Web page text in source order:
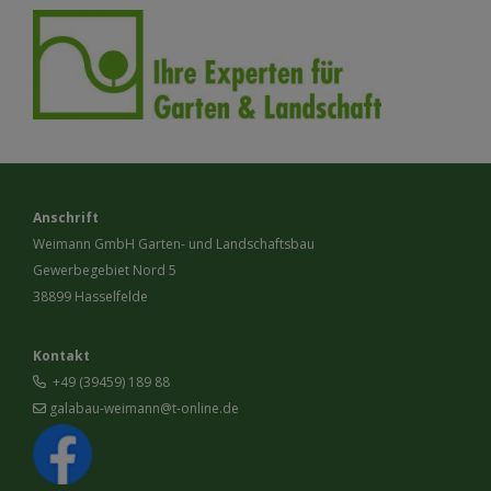
Anschrift
Weimann GmbH Garten- und Landschaftsbau
Gewerbegebiet Nord 5
38899 Hasselfelde
Kontakt
+49 (39459) 189 88
galabau-weimann@t-online.de